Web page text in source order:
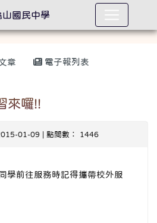
章 電子報列表
來囉!!
01-09 | 點閱數： 1446
學前往服務時記得攜帶校外服
國民中學